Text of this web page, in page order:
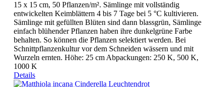
15 x 15 cm, 50 Pflanzen/m². Sämlinge mit vollständig
entwickelten Keimblättern 4 bis 7 Tage bei 5 °C kultivieren.
Sämlinge mit gefüllten Blüten sind dann blassgrün, Sämlinge
einfach blühender Pflanzen haben ihre dunkelgrüne Farbe
behalten. So können die Pflanzen selektiert werden. Bei
Schnittpflanzenkultur vor dem Schneiden wässern und mit
Wurzeln ernten. Höhe: 25 cm Abpackungen: 250 K, 500 K,
1000 K
Details